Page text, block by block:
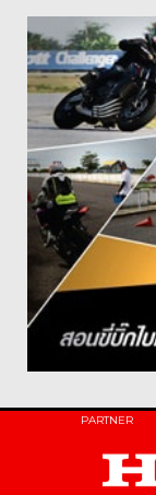
PARTNER